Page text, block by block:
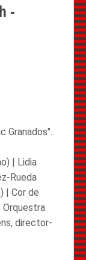
-
Granados".
| Lidia
Rueda
| Cor de
Orquestra
director-